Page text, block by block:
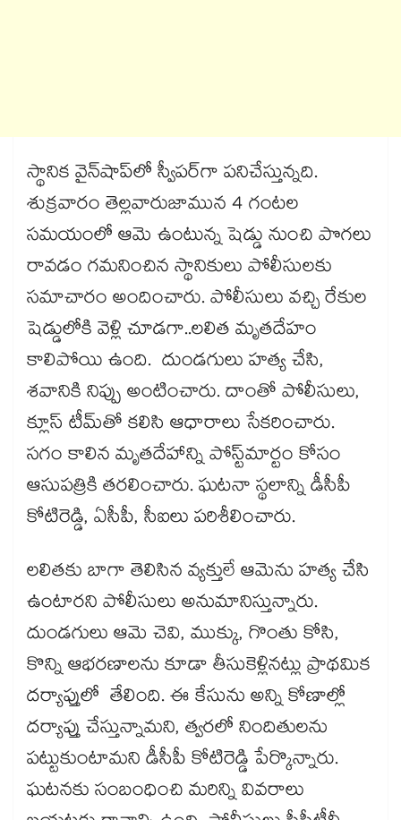
స్థానిక వైన్‌‌‌‌షాప్‌‌‌‌లో స్వీపర్‌‌‌‌గా పనిచేస్తున్నది.
శుక్రవారం తెల్లవారుజామున 4 గంటల
సమయంలో ఆమె ఉంటున్న షెడ్డు నుంచి పొగలు
రావడం గమనించిన స్థానికులు పోలీసులకు
సమాచారం అందించారు. పోలీసులు వచ్చి రేకుల
షెడ్డులోకి వెళ్లి చూడగా..లలిత మృతదేహం
కాలిపోయి ఉంది. దుండగులు హత్య చేసి,
శవానికి నిప్పు అంటించారు. దాంతో పోలీసులు,
క్లూస్ టీమ్‌‌‌‌తో కలిసి ఆధారాలు సేకరించారు.
సగం కాలిన మృతదేహాన్ని పోస్ట్‌‌‌‌మార్టం కోసం
ఆసుపత్రికి తరలించారు. ఘటనా స్థలాన్ని డీసీపీ
కోటిరెడ్డి, ఏసీపీ, సీఐలు పరిశీలించారు.
లలితకు బాగా తెలిసిన వ్యక్తులే ఆమెను హత్య చేసి
ఉంటారని పోలీసులు అనుమానిస్తున్నారు.
దుండగులు ఆమె చెవి, ముక్కు, గొంతు కోసి,
కొన్ని ఆభరణాలను కూడా తీసుకెళ్లినట్లు ప్రాథమిక
దర్యాప్తులో తేలింది. ఈ కేసును అన్ని కోణాల్లో
దర్యాప్తు చేస్తున్నామని, త్వరలో నిందితులను
పట్టుకుంటామని డీసీపీ కోటిరెడ్డి పేర్కొన్నారు.
ఘటనకు సంబంధించి మరిన్ని వివరాలు